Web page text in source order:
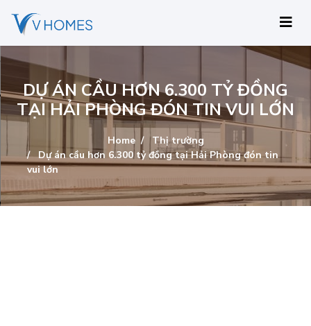
DỰ ÁN CẦU HƠN 6.300 TỶ ĐỒNG
TẠI HẢI PHÒNG ĐÓN TIN VUI LỚN
Home
Thị trường
Dự án cầu hơn 6.300 tỷ đồng tại Hải Phòng đón tin
vui lớn